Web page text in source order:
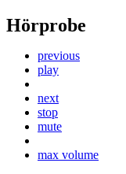
Hörprobe
previous
play
next
stop
mute
max volume